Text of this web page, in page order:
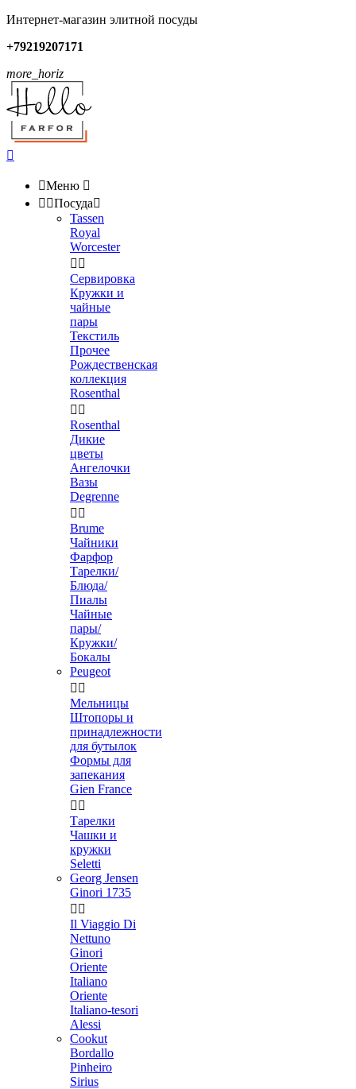
Интернет-магазин элитной посуды
+79219207171
more_horiz

Меню 
 Посуда
Tassen
Royal
Worcester
 
Сервировка
Кружки и
чайные
пары
Текстиль
Прочее
Рождественская
коллекция
Rosenthal
 
Rosenthal
Дикие
цветы
Ангелочки
Вазы
Degrenne
 
Brume
Чайники
Фарфор
Тарелки/
Блюда/
Пиалы
Чайные
пары/
Кружки/
Бокалы
Peugeot
 
Мельницы
Штопоры и
принадлежности
для бутылок
Формы для
запекания
Gien France
 
Тарелки
Чашки и
кружки
Seletti
Georg Jensen
Ginori 1735
 
Il Viaggio Di
Nettuno
Ginori
Oriente
Italiano
Oriente
Italiano-tesori
Alessi
Cookut
Bordallo
Pinheiro
Sirius